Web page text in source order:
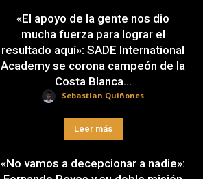
«El apoyo de la gente nos dio
mucha fuerza para lograr el
resultado aquí»: SADE International
Academy se corona campeón de la
Costa Blanca...
Sebastian Quiñones
Leer más
«No vamos a decepcionar a nadie»: